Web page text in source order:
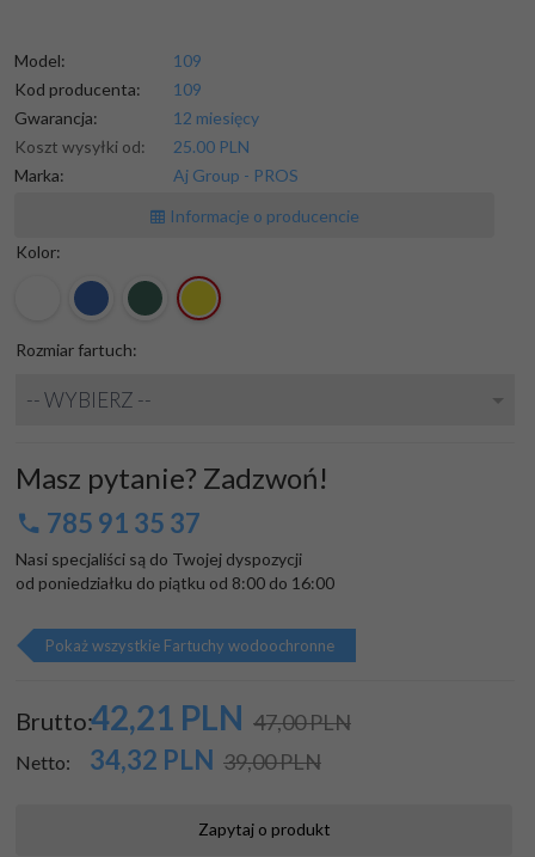
Model:
109
Kod producenta:
109
Gwarancja:
12 miesięcy
Koszt wysyłki od:
25.00 PLN
Marka:
Aj Group - PROS
Informacje o producencie
Kolor:
Rozmiar fartuch:
-- WYBIERZ --
Masz pytanie? Zadzwoń!
785 91 35 37
Nasi specjaliści są do Twojej dyspozycji
od poniedziałku do piątku od 8:00 do 16:00
Pokaż wszystkie Fartuchy wodoochronne
Brutto:42,21 PLN 47,00 PLN
Netto: 34,32 PLN 39,00 PLN
Zapytaj o produkt